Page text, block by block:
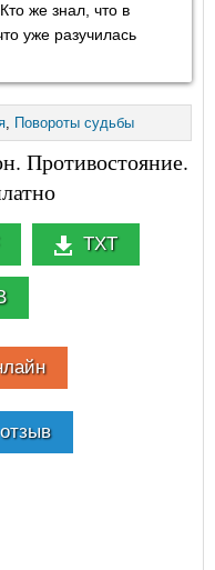
же знал, что в
уже разучилась
, Повороты судьбы
Противостояние.
TXT